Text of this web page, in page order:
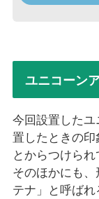
ユニコーン
今回設置した
置したときの
とからつけら
そのほかにも
テナ」と呼ばれ